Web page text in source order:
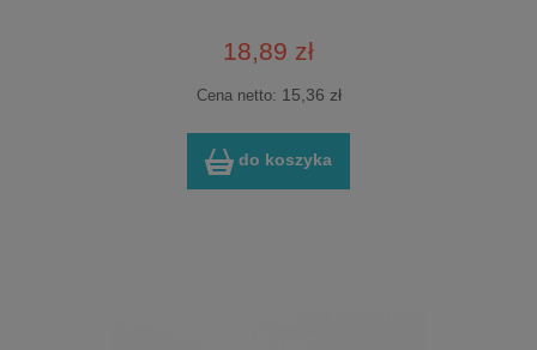
18,89 zł
Cena netto: 15,36 zł
do koszyka